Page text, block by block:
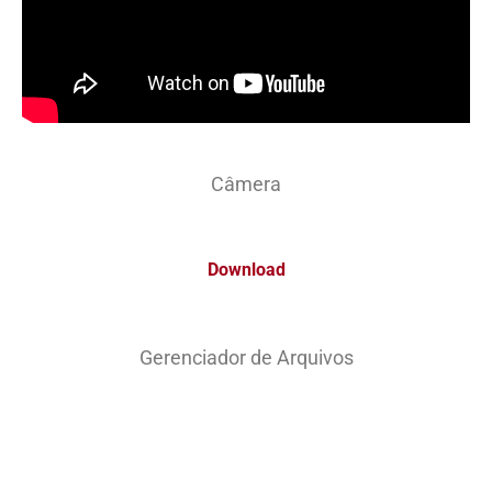
Câmera
Download
Gerenciador de Arquivos